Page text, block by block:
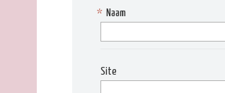
Naam
*
Site